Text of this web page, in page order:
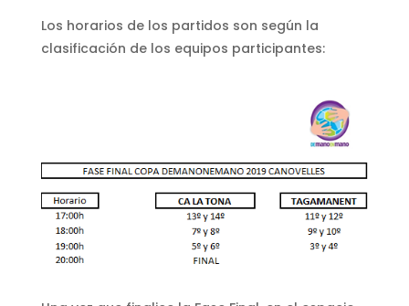
Los horarios de los partidos son según la
clasificación de los equipos participantes: